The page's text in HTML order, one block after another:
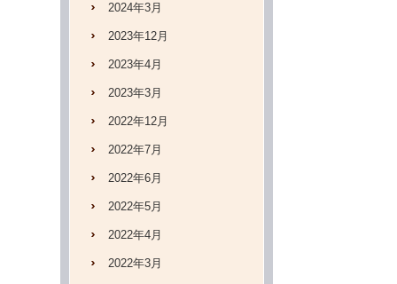
2024年3月
2023年12月
2023年4月
2023年3月
2022年12月
2022年7月
2022年6月
2022年5月
2022年4月
2022年3月